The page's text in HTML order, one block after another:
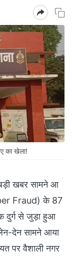
का खेला!
खबर सामने आ
Fraud) के 87
दुर्ग से जुड़ा हुआ
देन सामने आया
पर वैशाली नगर